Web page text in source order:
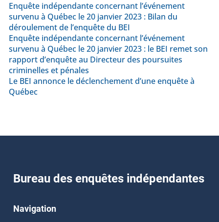
Enquête indépendante concernant l’événement
survenu à Québec le 20 janvier 2023 : Bilan du
déroulement de l’enquête du BEI
Enquête indépendante concernant l’événement
survenu à Québec le 20 janvier 2023 : le BEI remet son
rapport d’enquête au Directeur des poursuites
criminelles et pénales
Le BEI annonce le déclenchement d’une enquête à
Québec
Bureau des enquêtes indépendantes
Navigation